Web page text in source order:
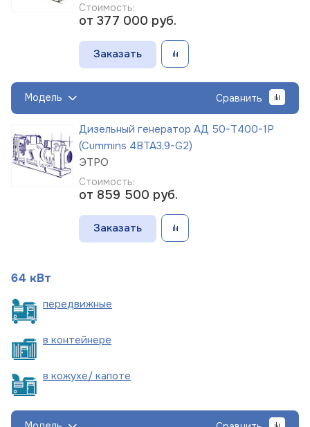
Стоимость:
от 377 000 руб.
Заказать
Модель Сравнить
Дизельный генератор АД 50-Т400-1Р
(Cummins 4BTA3,9-G2)
ЭТРО
Стоимость:
от 859 500 руб.
Заказать
64 кВт
передвижные
в контейнере
в кожухе/ капоте